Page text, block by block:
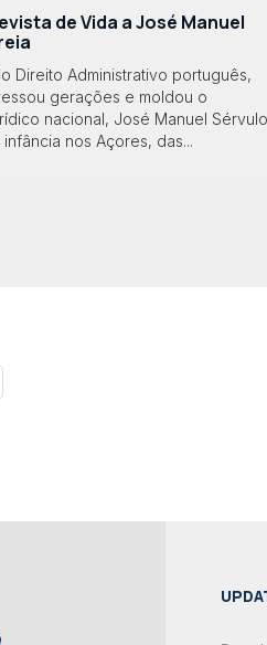
de Vida a José Manuel
Direito Administrativo português,
gerações e moldou o
nacional, José Manuel Sérvulo
nos Açores, das...